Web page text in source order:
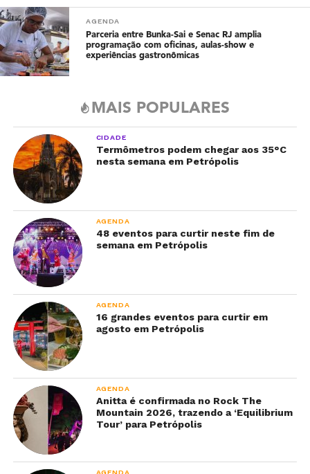
AGENDA
Parceria entre Bunka-Sai e Senac RJ amplia
programação com oficinas, aulas-show e
experiências gastronômicas
MAIS POPULARES
CIDADE
Termômetros podem chegar aos 35°C
nesta semana em Petrópolis
AGENDA
48 eventos para curtir neste fim de
semana em Petrópolis
AGENDA
16 grandes eventos para curtir em
agosto em Petrópolis
AGENDA
Anitta é confirmada no Rock The
Mountain 2026, trazendo a ‘Equilibrium
Tour’ para Petrópolis